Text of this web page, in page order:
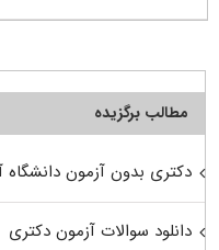
مطالب برگزیده
دکتری بدون آزمون دانشگاه
دانلود سوالات آزمون دکتری